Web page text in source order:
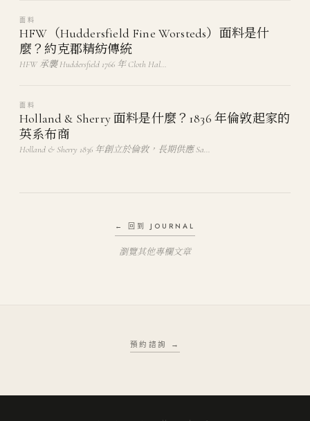
面料
HFW（Huddersfield Fine Worsteds）面料是什
麼？約克郡精紡傳統
HFW 承襲 Huddersfield 1766 年 Cloth Hal…
面料
Holland & Sherry 面料是什麼？1836 年倫敦起家的
英系布商
Holland & Sherry 1836 年創立於倫敦，長期供應 Sa…
← 回到 JOURNAL
瀏覽其他專欄文章
預約諮詢 →